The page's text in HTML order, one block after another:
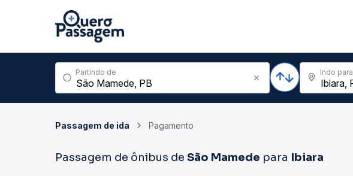
Partindo de Indo para
Passagem de ida Pagamento
Passagem de ônibus de São Mamede para Ibiara